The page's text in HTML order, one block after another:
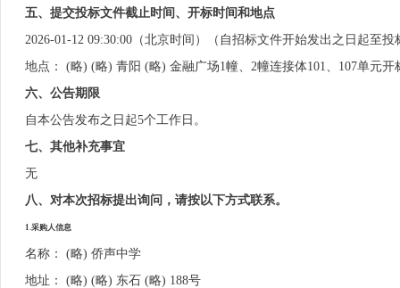
五、提交投标文件截止时间、开标时间和地点
2026-01-12 09:30:00（北京时间）（自招标文件开始发出之日起至
地点： (略) (略) 青阳 (略) 金融广场1幢、2幢连接体101、107单元
六、公告期限
自本公告发布之日起5个工作日。
七、其他补充事宜
无
八、对本次招标提出询问，请按以下方式联系。
1.采购人信息
名称： (略) 侨声中学
地址： (略) (略) 东石 (略) 188号